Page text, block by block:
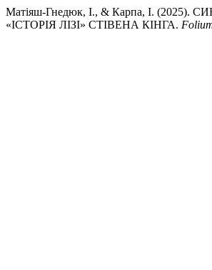
Матіяш-Гнедюк, І., & Карпа, І.
«ІСТОРІЯ ЛІЗІ» СТІВЕНА КІНГА.